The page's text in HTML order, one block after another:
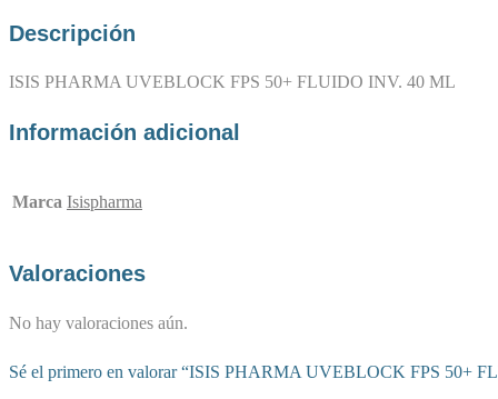
Descripción
ISIS PHARMA UVEBLOCK FPS 50+ FLUIDO INV. 40 ML
Información adicional
Marca Isispharma
Valoraciones
No hay valoraciones aún.
Sé el primero en valorar “ISIS PHARMA UVEBLOCK FPS 50+